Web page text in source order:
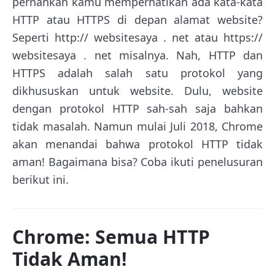
HTTP atau HTTPS di depan alamat website?
Seperti http:// websitesaya . net atau https://
websitesaya . net misalnya. Nah, HTTP dan
HTTPS adalah salah satu protokol yang
dikhususkan untuk website. Dulu, website
dengan protokol HTTP sah-sah saja bahkan
tidak masalah. Namun mulai Juli 2018, Chrome
akan menandai bahwa protokol HTTP tidak
aman! Bagaimana bisa? Coba ikuti penelusuran
berikut ini.
Chrome: Semua HTTP
Tidak Aman!